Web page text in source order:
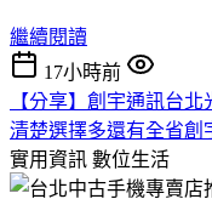
繼續閱讀
17小時前
【分享】創宇通訊台
清楚選擇多還有全省創
實用資訊 數位生活